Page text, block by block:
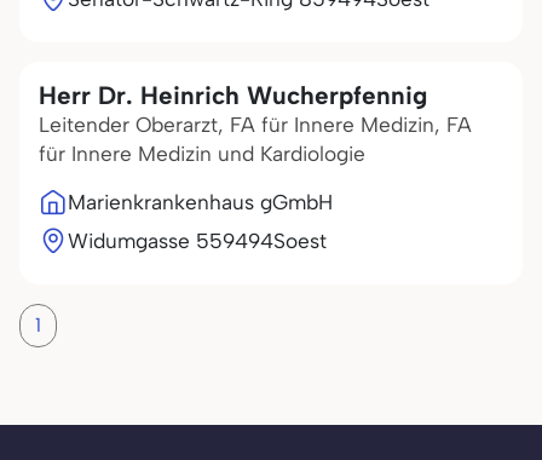
Herr Dr. Heinrich Wucherpfennig
Leitender Oberarzt, FA für Innere Medizin, FA
für Innere Medizin und Kardiologie
Marienkrankenhaus gGmbH
Widumgasse 559494Soest
1